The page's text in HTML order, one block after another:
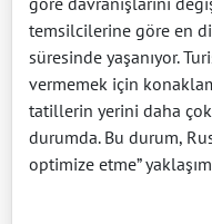
temsilcilerine göre en
süresinde yaşanıyor.
vermemek için
tatillerin yerini daha
durumda. Bu durum,
optimize etme”